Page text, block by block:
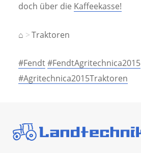
doch über die Kaffeekasse!
⌂ Traktoren
#Fendt#FendtAgritechnica2015
#Agritechnica2015Traktoren